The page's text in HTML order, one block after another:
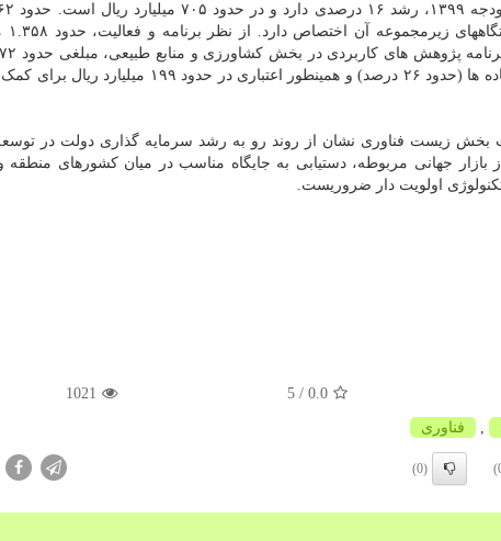
فناورانه نهاده ها (حدود ۲۶ درصد) و همینطور اعتباری در
زیست فناوری نشان از روند رو به رشد سرمایه گذاری دولت در توسعه
دارد که به منظور کسب ۳ درصد از بازار جهانی مربوطه، دستیابی به جایگاه مناسب در میان کشورهای
اولویت دار ضروریست.
0.0
/ 5
1021
فناوری
(0)